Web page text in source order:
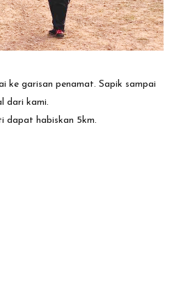
ke garisan penamat. Sapik sampai
dari kami.
dapat habiskan 5km.